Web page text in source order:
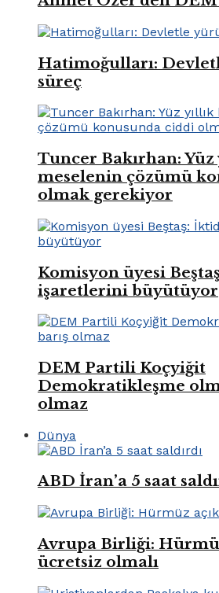
Hatimoğulları:
süreç
Tuncer Bakırhan: Yüz
meselenin çözümü
olmak gerekiyor
Komisyon üyesi
işaretlerini büyütüyor
DEM Partili Koçyiğit
Demokratikleşme
olmaz
Dünya
ABD İran’a 5 saat
Avrupa Birliği:
ücretsiz olmalı